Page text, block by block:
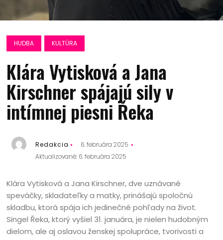
HUDBA KULTÚRA
Klára Vytisková a Jana
Kirschner spájajú sily v
intímnej piesni Řeka
Redakcia
6. februára 2025
Aktualizované: 6. februára 2025
Klára Vytisková a Jana Kirschner, dve uznávané
speváčky, skladateľky a matky, prinášajú spoločnú
skladbu, ktorá spája ich jedinečné pohľady na život.
Singel Řeka, ktorý vyšiel 31. januára, je nielen hudobným
dielom, ale aj oslavou ženskej spolupráce, tvorivosti a